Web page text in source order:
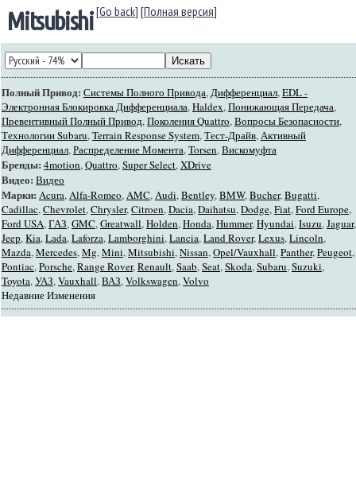
[Go back] [Полная версия]
Mitsubishi
Полный Привод: Системы Полного Привода,Дифференциал,EDL -
Электронная Блокировка Дифференциала,Haldex,Понижающая Передача,
Превентивный Полный Привод,Поколения Quattro,Вопросы Безопасности,
Технологии Subaru,Terrain Response System,Тест-Драйв,Активный
Дифференциал,Распределение Момента,Torsen,Вискомуфта
Бренды: 4motion,Quattro,Super Select,XDrive
Видео: Видео
Марки: Acura,Alfa-Romeo,AMC,Audi,Bentley,BMW,Bucher,Bugatti,
Cadillac,Chevrolet,Chrysler,Citroen,Dacia,Daihatsu,Dodge,Fiat,Ford Europe,
Ford USA,ГАЗ,GMC,Greatwall,Holden,Honda,Hummer,Hyundai,Isuzu,Jaguar,
Jeep,Kia,Lada,Laforza,Lamborghini,Lancia,Land Rover,Lexus,Lincoln,
Mazda,Mercedes,Mg,Mini,Mitsubishi,Nissan,Opel/Vauxhall,Panther,Peugeot,
Pontiac,Porsche,Range Rover,Renault,Saab,Seat,Skoda,Subaru,Suzuki,
Toyota,УАЗ,Vauxhall,ВАЗ,Volkswagen,Volvo
Недавние Изменения